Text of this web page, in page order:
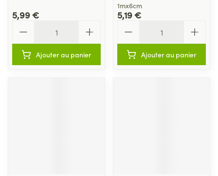
5,99 €
Ajouter au panier
1mx6cm
5,19 €
Ajouter au panier